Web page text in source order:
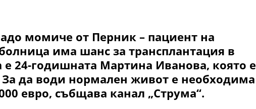
момиче от Перник – пациент на
има шанс за трансплантация в
е 24-годишната Мартина Иванова, която е
За да води нормален живот е необходима
евро, събщава канал „Струма“.